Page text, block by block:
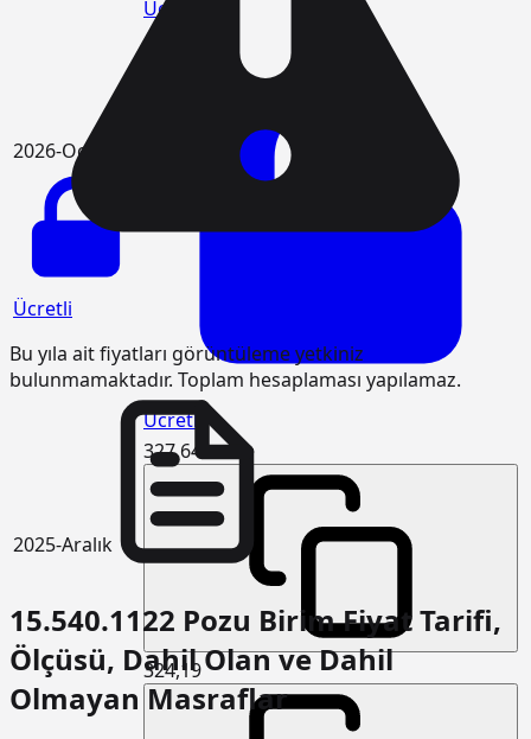
Ücretli
2026-Ocak
Ücretli
Ücretli
2025-Aralık
327,64
324,19
Bu yıla ait fiyatları görüntüleme yetkiniz
bulunmamaktadır. Toplam hesaplaması yapılamaz.
15.540.1122 Pozu Birim Fiyat Tarifi,
Ölçüsü, Dahil Olan ve Dahil
Olmayan Masraflar